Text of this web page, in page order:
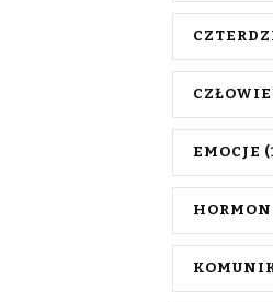
EMOCJE